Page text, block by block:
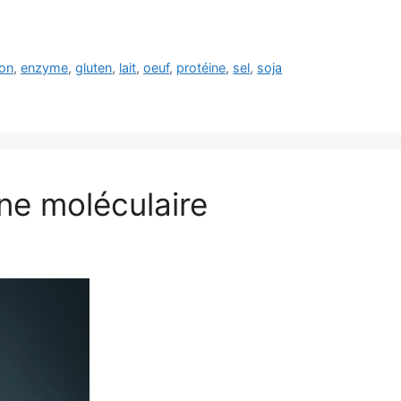
,enzyme,gluten, lait,oeuf, protéine, sel, soja
moléculaire